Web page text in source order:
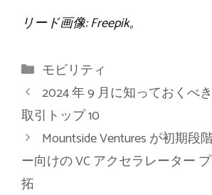
リード画像: Freepik。
カ
テ
ゴ
リ
ー
モビリティ
2024 年 9 月に知っておくべ
取引トップ 10
Mountside Ventures が初期段
ー向けの VC アクセラレーター
拓